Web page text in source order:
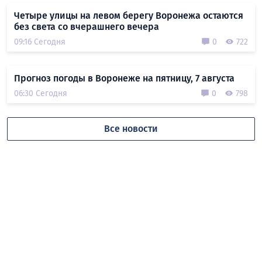
Четыре улицы на левом берегу Воронежа остаются
без света со вчерашнего вечера
09:16 Сегодня 0 722
Прогноз погоды в Воронеже на пятницу, 7 августа
06:30 Сегодня 0 798
Все новости